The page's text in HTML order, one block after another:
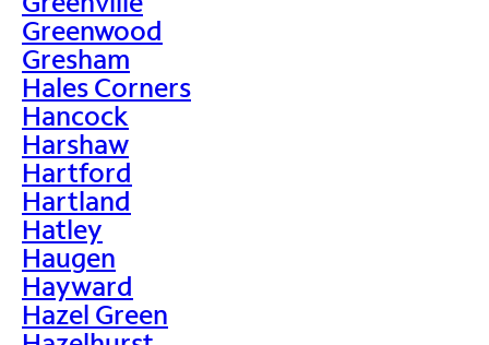
Greenwood
Gresham
Hales Corners
Hancock
Harshaw
Hartford
Hartland
Hatley
Haugen
Hayward
Hazel Green